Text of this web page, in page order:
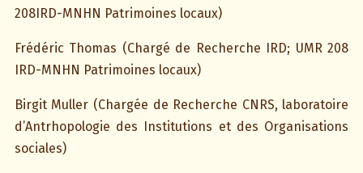
208IRD-MNHN Patrimoines locaux)
Frédéric Thomas (Chargé de Recherche IRD; UMR 208
IRD-MNHN Patrimoines locaux)
Birgit Muller (Chargée de Recherche CNRS, laboratoire
d’Antrhopologie des Institutions et des Organisations
sociales)